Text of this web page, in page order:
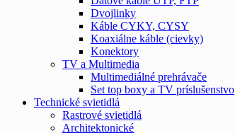
Dvojlinky
Káble CYKY, CYSY
Koaxiálne káble (cievky)
Konektory
TV a Multimedia
Multimediálné prehrávače
Set top boxy a TV príslušenstvo
Technické svietidlá
Rastrové svietidlá
Architektonické